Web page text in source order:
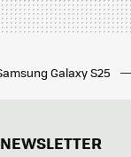
Galaxy S25